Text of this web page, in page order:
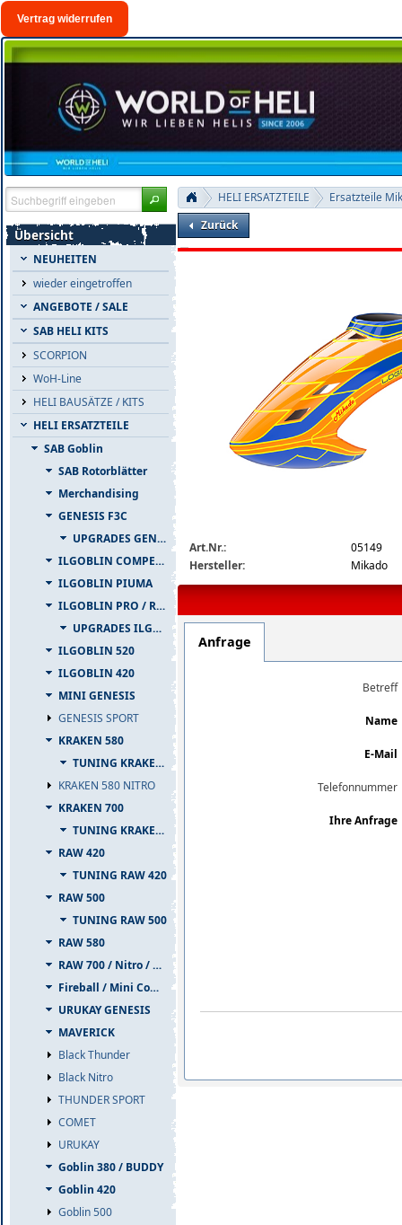
Vertrag widerrufen
Übersicht
NEUHEITEN
wieder eingetroffen
ANGEBOTE / SALE
SAB HELI KITS
SCORPION
WoH-Line
HELI BAUSÄTZE / KITS
HELI ERSATZTEILE
SAB Goblin
SAB Rotorblätter
Merchandising
GENESIS F3C
UPGRADES GENESIS F3C
ILGOBLIN COMPETIZIONE
ILGOBLIN PIUMA
ILGOBLIN PRO / RAW 700
UPGRADES ILGOBLIN PRO / RAW 700
ILGOBLIN 520
ILGOBLIN 420
MINI GENESIS
GENESIS SPORT
KRAKEN 580
TUNING KRAKEN 580
KRAKEN 580 NITRO
KRAKEN 700
TUNING KRAKEN 700
RAW 420
TUNING RAW 420
RAW 500
TUNING RAW 500
RAW 580
RAW 700 / Nitro / PIUMA
Fireball / Mini Comet
URUKAY GENESIS
MAVERICK
Black Thunder
Black Nitro
THUNDER SPORT
COMET
URUKAY
Goblin 380 / BUDDY
Goblin 420
Goblin 500
HELI ERSATZTEILE
Ersatzteile
Zurück
Art.Nr.:
05149
Hersteller:
Mikado
Anfrage
Betreff
Name
E-Mail
Telefonnummer
Ihre Anfrage